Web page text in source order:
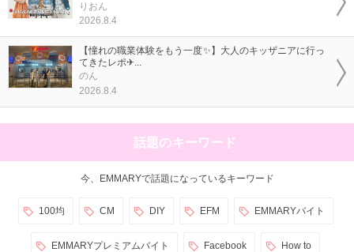
りおん
2026.8.4
【憧れの職業体験をもう一度✨】大人のキッザニアに行っ
てきたレポ✈...
のん
2026.8.4
話題のキーワード
今、EMMARYで話題になっているキーワード
100均 CM DIY EFM EMMARYバイト
EMMARYプレミアムバイト Facebook How to